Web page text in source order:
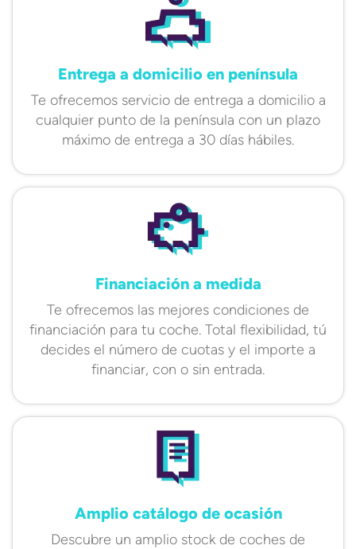
Entrega a domicilio en península
Te ofrecemos servicio de entrega a domicilio a
cualquier punto de la península con un plazo
máximo de entrega a 30 días hábiles.
Financiación a medida
Te ofrecemos las mejores condiciones de
financiación para tu coche. Total flexibilidad, tú
decides el número de cuotas y el importe a
financiar, con o sin entrada.
Amplio catálogo de ocasión
Descubre un amplio stock de coches de